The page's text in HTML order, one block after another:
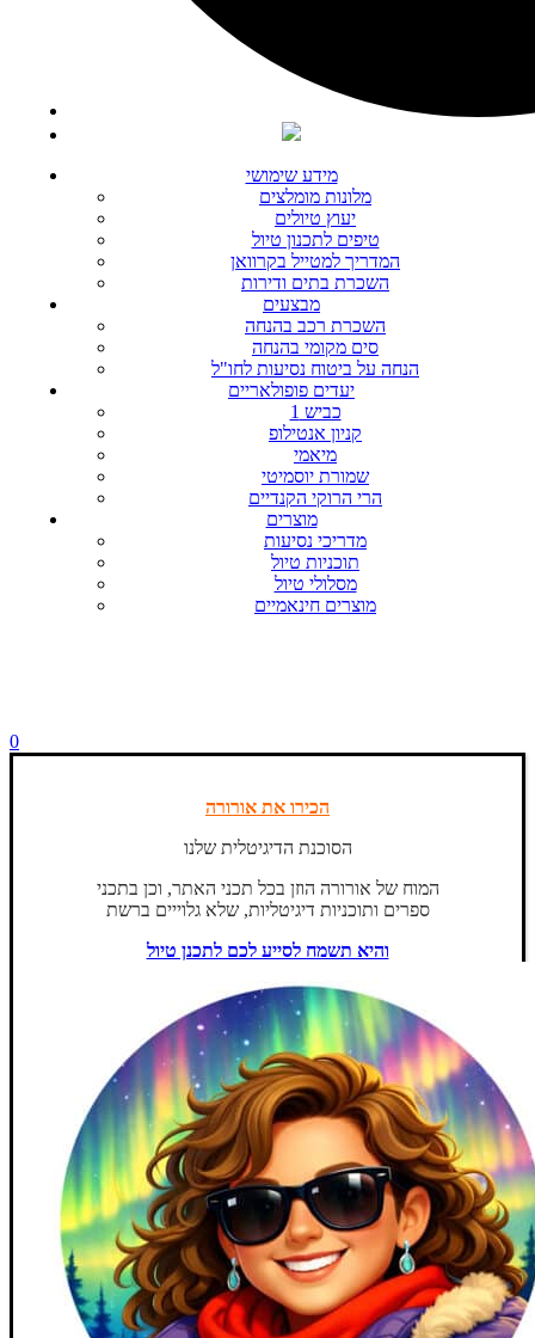
מידע שימושי
מלונות מומלצים
יעוץ טיולים
טיפים לתכנון טיול
המדריך למטייל בקרוואן
השכרת בתים ודירות
מבצעים
השכרת רכב בהנחה
סים מקומי בהנחה
הנחה על ביטוח נסיעות לחו"ל
יעדים פופולאריים
כביש 1
קניון אנטילופ
מיאמי
שמורת יוסמיטי
הרי הרוקי הקנדיים
מוצרים
מדריכי נסיעות
תוכניות טיול
מסלולי טיול
מוצרים חינאמיים
0
הכירו את אורורה
הסוכנת הדיגיטלית שלנו
המוח של אורורה הוזן בכל תכני האתר, וכן בתכני
ספרים ותוכניות דיגיטליות, שלא גלוייים ברשת
והיא תשמח לסייע לכם לתכנן טיול